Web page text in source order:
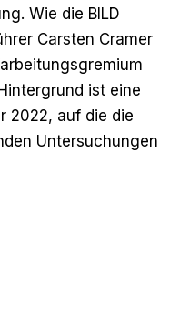
Wie die BILD
Carsten Cramer
ist eine
2022, auf die die
Untersuchungen